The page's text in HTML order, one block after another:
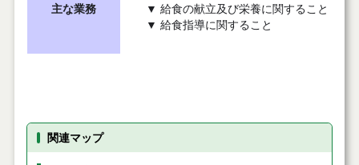
主な業務
▼ 給食の献立及び栄養に関すること
▼ 給食指導に関すること
関連マップ